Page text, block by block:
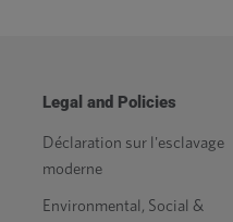
Legal and Policies
Déclaration sur l'esclavage
moderne
Environmental, Social &